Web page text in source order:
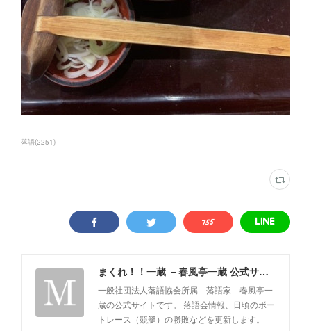
落語(2251)
まくれ！！一蔵 －春風亭一蔵 公式サイト－
一般社団法人落語協会所属 落語家 春風亭一
蔵の公式サイトです。 落語会情報、日頃のボー
トレース（競艇）の勝敗などを更新します。